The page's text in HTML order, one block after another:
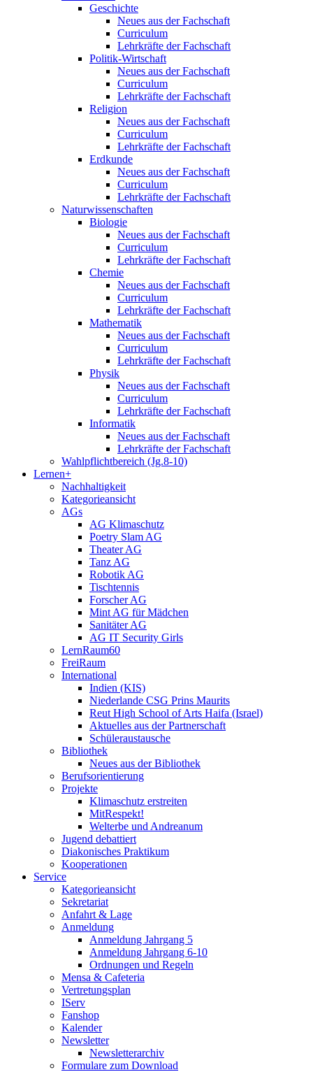
Geschichte
Neues aus der Fachschaft
Curriculum
Lehrkräfte der Fachschaft
Politik-Wirtschaft
Neues aus der Fachschaft
Curriculum
Lehrkräfte der Fachschaft
Religion
Neues aus der Fachschaft
Curriculum
Lehrkräfte der Fachschaft
Erdkunde
Neues aus der Fachschaft
Curriculum
Lehrkräfte der Fachschaft
Naturwissenschaften
Biologie
Neues aus der Fachschaft
Curriculum
Lehrkräfte der Fachschaft
Chemie
Neues aus der Fachschaft
Curriculum
Lehrkräfte der Fachschaft
Mathematik
Neues aus der Fachschaft
Curriculum
Lehrkräfte der Fachschaft
Physik
Neues aus der Fachschaft
Curriculum
Lehrkräfte der Fachschaft
Informatik
Neues aus der Fachschaft
Lehrkräfte der Fachschaft
Wahlpflichtbereich (Jg.8-10)
Lernen+
Nachhaltigkeit
Kategorieansicht
AGs
AG Klimaschutz
Poetry Slam AG
Theater AG
Tanz AG
Robotik AG
Tischtennis
Forscher AG
Mint AG für Mädchen
Sanitäter AG
AG IT Security Girls
LernRaum60
FreiRaum
International
Indien (KIS)
Niederlande CSG Prins Maurits
Reut High School of Arts Haifa (Israel)
Aktuelles aus der Partnerschaft
Schüleraustausche
Bibliothek
Neues aus der Bibliothek
Berufsorientierung
Projekte
Klimaschutz erstreiten
MitRespekt!
Welterbe und Andreanum
Jugend debattiert
Diakonisches Praktikum
Kooperationen
Service
Kategorieansicht
Sekretariat
Anfahrt & Lage
Anmeldung
Anmeldung Jahrgang 5
Anmeldung Jahrgang 6-10
Ordnungen und Regeln
Mensa & Cafeteria
Vertretungsplan
IServ
Fanshop
Kalender
Newsletter
Newsletterarchiv
Formulare zum Download